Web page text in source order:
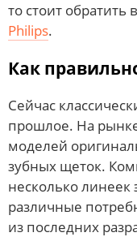
то стоит
Philips.
Как
Сейчас
прошлое. На
моделей
зубных щеток.
несколько линеек
различные
из последних